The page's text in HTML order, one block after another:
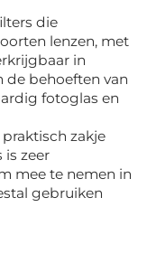
die
lenzen, met
in
de behoeften van
fotoglas en
zakje
is zeer
mee te nemen in
gebruiken